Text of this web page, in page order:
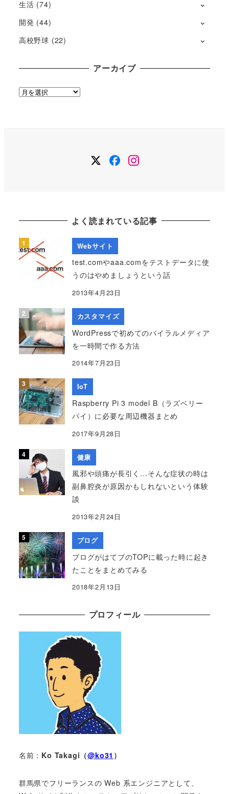
生活 (74)
開発 (44)
高校野球 (22)
アーカイブ
ア
Twitter
Facebook
Instagram
よく読まれている記事
Webサイト
test.comやaaa.comをテストデータに使
うのはやめましょうという話
2013年4月23日
カスタマイズ
WordPressで初めてのバイラルメディア
を一時間で作る方法
2014年7月23日
IoT
Raspberry Pi 3 model B（ラズベリー
パイ）に必要な周辺機器まとめ
2017年9月28日
健康
風邪や頭痛が長引く…そんな症状の時は
副鼻腔炎が原因かもしれないという体験
談
2013年2月24日
ブログ
ブログがはてブのTOPに載った時に起き
たことをまとめてみる
2018年2月13日
プロフィール
名前： Ko Takagi（@ko31 ）
群馬県でフリーランスの Web 系エンジニアとして、